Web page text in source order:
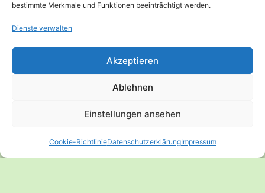
bestimmte Merkmale und Funktionen beeinträchtigt werden.
Dienste verwalten
Akzeptieren
Ablehnen
Einstellungen ansehen
Cookie-RichtlinieDatenschutzerklärungImpressum
© 2026 Anne Mayer – Expertin für vegane